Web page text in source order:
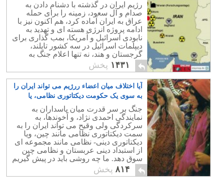
رژیم ایران در گذشته با دشنام دادن به
صدام و آل سعود، زمینه را برای حمله
عراق به ایران آماده کرد، هم اکنون نیز با
ادامه پروژه انرژی هسته ای و تهدید به
نابودی اسرائیل و آمریکا، بمب گذاری برای
دیپلمات اسرائیل در سه کشور تایلند،
گرجستان و هند، نه تنها اعلام جنگ به
اسرائیل، بلکه به همه جهانیان است.
۱۴۳۱ پخش
آیا اختلاف میان اعضاء ررژیم می تواند ایران را
به سوی یک حکومت دیکتاتوری نظامی، یا
نظامی – مذهبی سوق دهد؟
۲۶
جنگ بر سر قدرت میان پاسداران به
نمایندگی احمدی نژاد، و آخوندها، به
سرکردگی ولی وقیح می تواند ایران را به
سمت دیکتاتوری نظامی مانند چین، ویا
دیکتاتوری دینی- نظامی مانند مجموعه ای
از استبداد دینی عربستان و نظامی چین
سوق دهد. ما چه روشی باید در پیش گیریم
تا از این دسیسه و طلسم پیش روی رهایی
یابیم؟.
۸۱۴ پخش